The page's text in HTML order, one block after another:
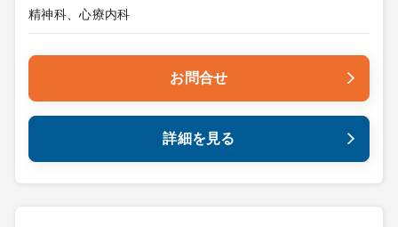
精神科、心療内科
お問合せ
詳細を見る